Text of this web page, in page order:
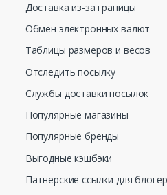
Доставка из-за границы
Обмен электронных валют
Таблицы размеров и весов
Отследить посылку
Службы доставки посылок
Популярные магазины
Популярные бренды
Выгодные кэшбэки
Патнерские ссылки для